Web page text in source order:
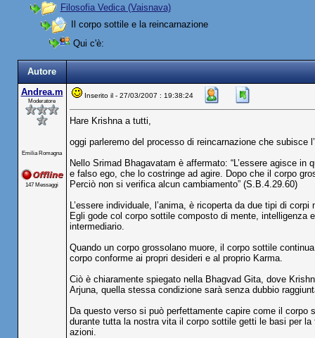
Filosofia Vedica (Vaisnava)
Il corpo sottile e la reincarnazione
Qui c'è:
Autore
Andrea.m
Moderatore
Emilia Romagna
147 Messaggi
Inserito il - 27/03/2007 : 19:38:24
Hare Krishna a tutti,
oggi parleremo del processo di reincarnazione che subisce
Nello Srimad Bhagavatam è affermato: “L’essere agisce
e falso ego, che lo costringe ad agire. Dopo che il corpo
Perciò non si verifica alcun cambiamento” (S.B.4.29.60)
L’essere individuale, l’anima, è ricoperta da due tipi di
Egli gode col corpo sottile composto di mente, intelligenza
intermediario.
Quando un corpo grossolano muore, il corpo sottile
corpo conforme ai propri desideri e al proprio Karma.
Ciò è chiaramente spiegato nella Bhagvad Gita, dove
Arjuna, quella stessa condizione sarà senza dubbio
Da questo verso si può perfettamente capire come il
durante tutta la nostra vita il corpo sottile getti le basi per
azioni.